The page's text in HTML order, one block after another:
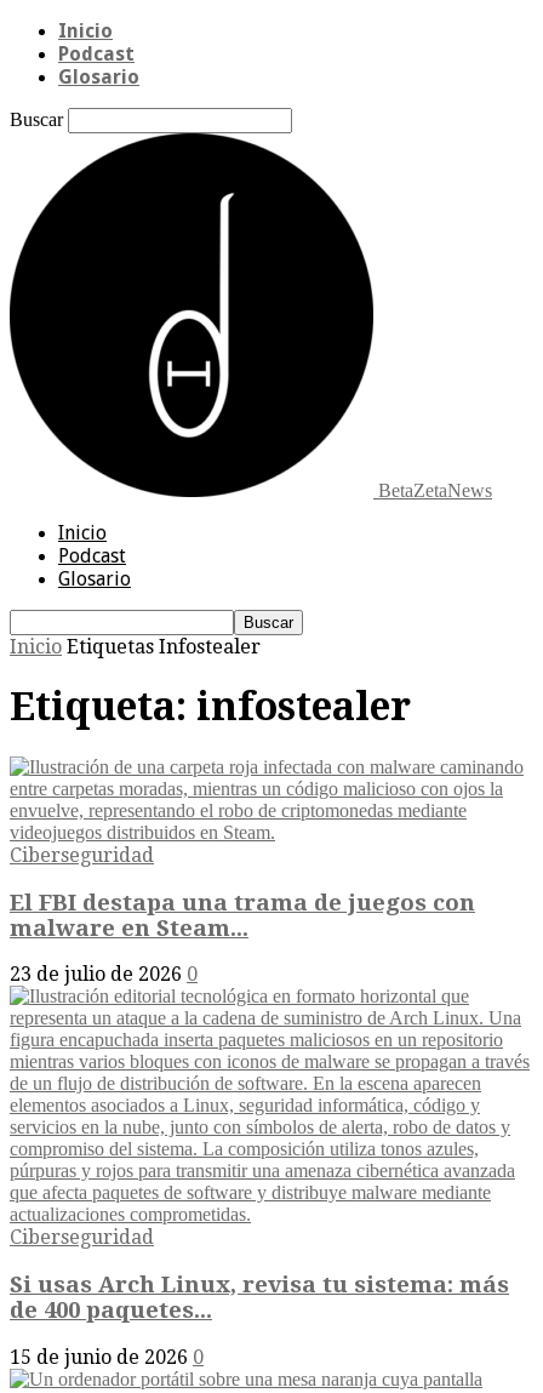
Inicio
Podcast
Glosario
Buscar
BetaZetaNews
Inicio
Podcast
Glosario
Inicio Etiquetas Infostealer
Etiqueta: infostealer
Ciberseguridad
El FBI destapa una trama de juegos con
malware en Steam...
23 de julio de 2026 0
Ciberseguridad
Si usas Arch Linux, revisa tu sistema: más
de 400 paquetes...
15 de junio de 2026 0